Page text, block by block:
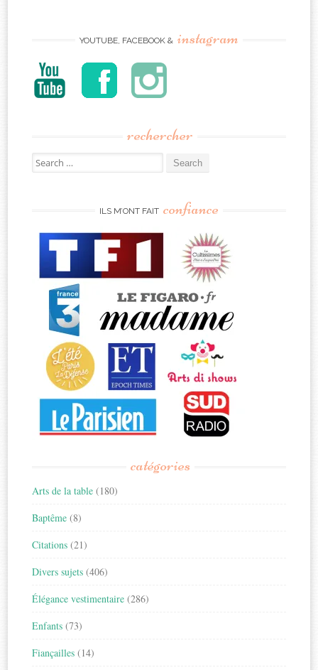
YOUTUBE, FACEBOOK & instagram
rechercher
Search
for:
ILS M’ONT FAIT confiance
catégories
Arts de la table (180)
Baptême (8)
Citations (21)
Divers sujets (406)
Élégance vestimentaire (286)
Enfants (73)
Fiançailles (14)